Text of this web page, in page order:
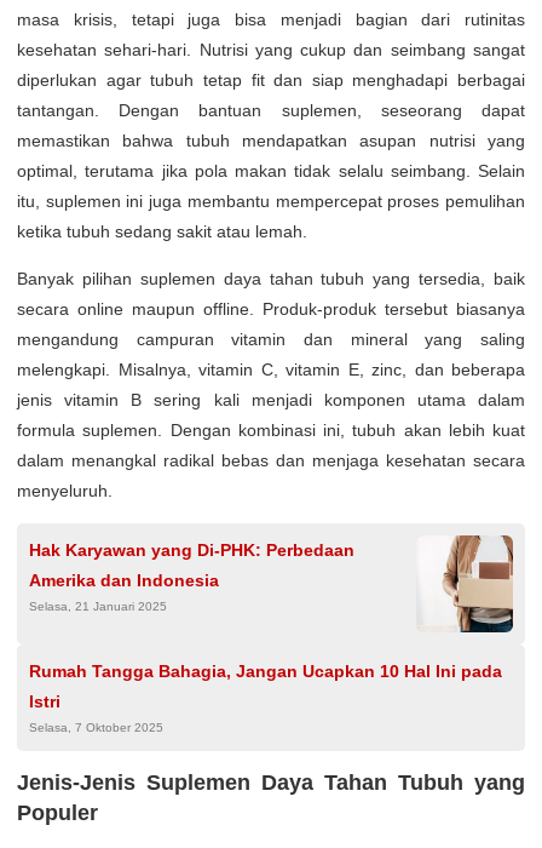
masa krisis, tetapi juga bisa menjadi bagian dari rutinitas
kesehatan sehari-hari. Nutrisi yang cukup dan seimbang sangat
diperlukan agar tubuh tetap fit dan siap menghadapi berbagai
tantangan. Dengan bantuan suplemen, seseorang dapat
memastikan bahwa tubuh mendapatkan asupan nutrisi yang
optimal, terutama jika pola makan tidak selalu seimbang. Selain
itu, suplemen ini juga membantu mempercepat proses pemulihan
ketika tubuh sedang sakit atau lemah.
Banyak pilihan suplemen daya tahan tubuh yang tersedia, baik
secara online maupun offline. Produk-produk tersebut biasanya
mengandung campuran vitamin dan mineral yang saling
melengkapi. Misalnya, vitamin C, vitamin E, zinc, dan beberapa
jenis vitamin B sering kali menjadi komponen utama dalam
formula suplemen. Dengan kombinasi ini, tubuh akan lebih kuat
dalam menangkal radikal bebas dan menjaga kesehatan secara
menyeluruh.
Hak Karyawan yang Di-PHK: Perbedaan
Amerika dan Indonesia
Selasa, 21 Januari 2025
Rumah Tangga Bahagia, Jangan Ucapkan 10 Hal Ini pada
Istri
Selasa, 7 Oktober 2025
Jenis-Jenis Suplemen Daya Tahan Tubuh yang
Populer